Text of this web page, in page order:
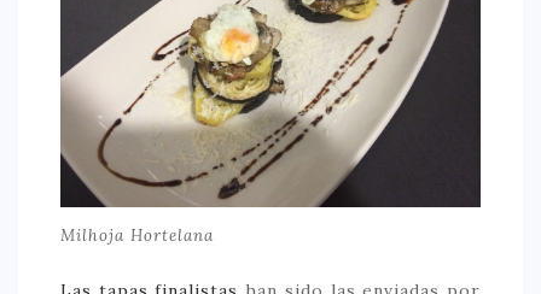
ESCAPADAS
EVENTOS POP UP
GOURMET
HEALTHY
SELECCIONES MESADE2
Milhoja Hortelana